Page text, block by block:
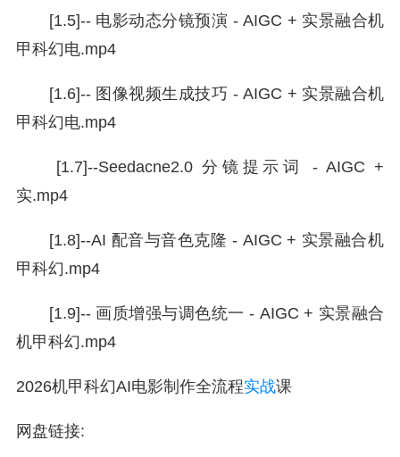
[1.5]-- 电影动态分镜预演 - AIGC + 实景融合机
甲科幻电.mp4
[1.6]-- 图像视频生成技巧 - AIGC + 实景融合机
甲科幻电.mp4
[1.7]--Seedacne2.0 分镜提示词 - AIGC +
实.mp4
[1.8]--AI 配音与音色克隆 - AIGC + 实景融合机
甲科幻.mp4
[1.9]-- 画质增强与调色统一 - AIGC + 实景融合
机甲科幻.mp4
2026机甲科幻AI电影制作全流程实战课
网盘链接: